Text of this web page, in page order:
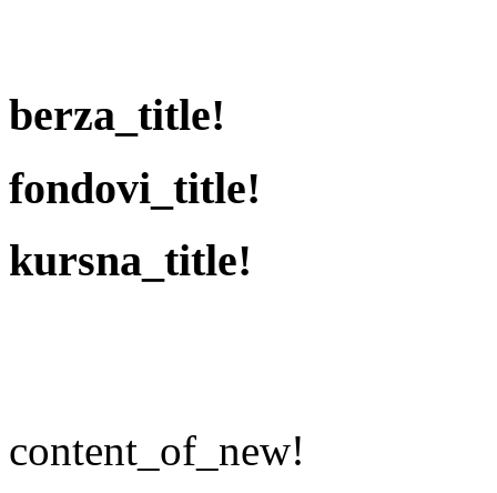
berza_title!
fondovi_title!
kursna_title!
content_of_new!